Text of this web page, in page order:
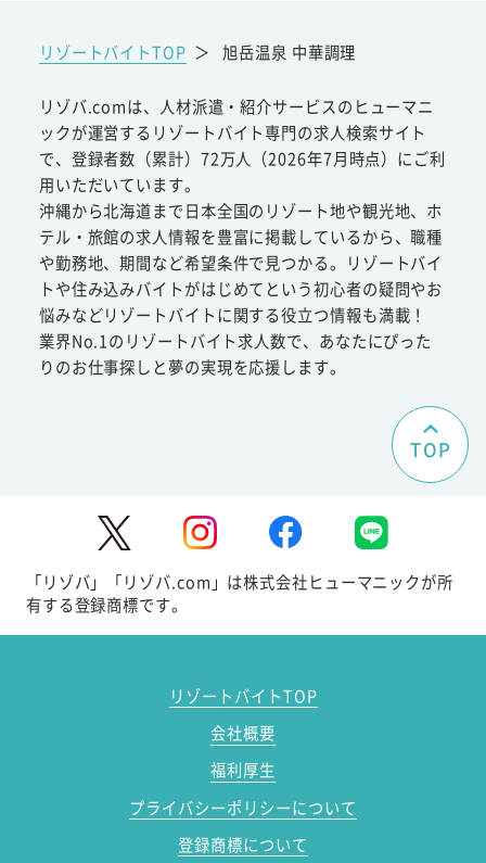
リゾートバイトTOP ＞ 旭岳温泉 中華調理
リゾバ.comは、人材派遣・紹介サービスのヒューマニ
ックが運営するリゾートバイト専門の求人検索サイト
で、登録者数（累計）72万人（2026年7月時点）にご利
用いただいています。
沖縄から北海道まで日本全国のリゾート地や観光地、ホ
テル・旅館の求人情報を豊富に掲載しているから、職種
や勤務地、期間など希望条件で見つかる。リゾートバイ
トや住み込みバイトがはじめてという初心者の疑問やお
悩みなどリゾートバイトに関する役立つ情報も満載！
業界No.1のリゾートバイト求人数で、あなたにぴった
りのお仕事探しと夢の実現を応援します。
TOP
「リゾバ」「リゾバ.com」は株式会社ヒューマニックが所
有する登録商標です。
リゾートバイトTOP
会社概要
福利厚生
プライバシーポリシーについて
登録商標について